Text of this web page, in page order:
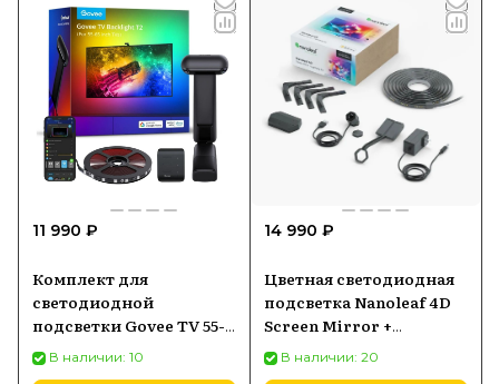
11 990 ₽
Комплект для
светодиодной
подсветки Govee TV 55-
65, Wi-Fi+Bluetooth
H605C
В наличии: 10
14 990 ₽
Цветная светодиодная
подсветка Nanoleaf 4D
Screen Mirror +
Lightstrip Kit для ТВ до
65" (NF082K02-40LS)
В наличии: 20